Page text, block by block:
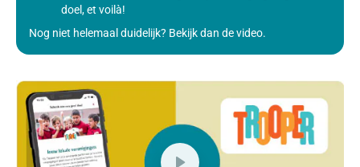
doel, et voilà!
Nog niet helemaal duidelijk? Bekijk dan de video.